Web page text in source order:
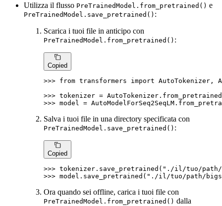
Utilizza il flusso PreTrainedModel.from_pretrained() e
PreTrainedModel.save_pretrained() :
Scarica i tuoi file in anticipo con
PreTrainedModel.from_pretrained() :
Copied
>>> from transformers import AutoTokenizer,
>>> tokenizer =
>>> model =
Salva i tuoi file in una directory specificata con
PreTrainedModel.save_pretrained() :
Copied
>>> tokenizer.save_pretrained( "./il/tuo/path/
>>> model.save_pretrained( "./il/tuo/path/
Ora quando sei offline, carica i tuoi file con
PreTrainedModel.from_pretrained() dalla